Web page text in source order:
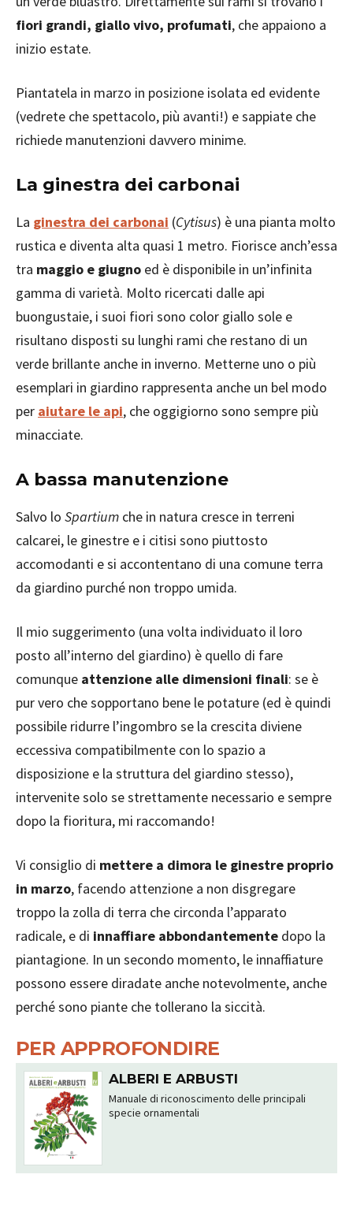
fiori grandi, giallo vivo, profumati, che appaiono a
inizio estate.
Piantatela in marzo in posizione isolata ed evidente
(vedrete che spettacolo, più avanti!) e sappiate che
richiede manutenzioni davvero minime.
La ginestra dei carbonai
La ginestra dei carbonai (Cytisus) è una pianta molto
rustica e diventa alta quasi 1 metro. Fiorisce anch’essa
tra maggio e giugno ed è disponibile in un’infinita
gamma di varietà. Molto ricercati dalle api
buongustaie, i suoi fiori sono color giallo sole e
risultano disposti su lunghi rami che restano di un
verde brillante anche in inverno. Metterne uno o più
esemplari in giardino rappresenta anche un bel modo
per aiutare le api, che oggigiorno sono sempre più
minacciate.
A bassa manutenzione
Salvo lo Spartium che in natura cresce in terreni
calcarei, le ginestre e i citisi sono piuttosto
accomodanti e si accontentano di una comune terra
da giardino purché non troppo umida.
Il mio suggerimento (una volta individuato il loro
posto all’interno del giardino) è quello di fare
comunque attenzione alle dimensioni finali: se è
pur vero che sopportano bene le potature (ed è quindi
possibile ridurre l’ingombro se la crescita diviene
eccessiva compatibilmente con lo spazio a
disposizione e la struttura del giardino stesso),
intervenite solo se strettamente necessario e sempre
dopo la fioritura, mi raccomando!
Vi consiglio di mettere a dimora le ginestre proprio
in marzo, facendo attenzione a non disgregare
troppo la zolla di terra che circonda l’apparato
radicale, e di innaffiare abbondantemente dopo la
piantagione. In un secondo momento, le innaffiature
possono essere diradate anche notevolmente, anche
perché sono piante che tollerano la siccità.
PER APPROFONDIRE
ALBERI E ARBUSTI
Manuale di riconoscimento delle principali
specie ornamentali